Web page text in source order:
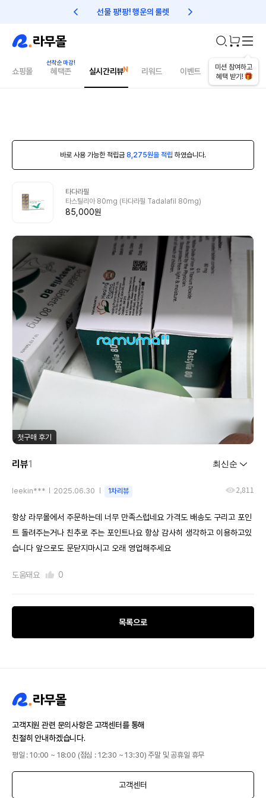
선물 팡!팡! 행운의 룰렛 친구초대 1만원 리워드!
미션 참여하고
혜택 받기!
쇼핑몰 혜택존 실시간리뷰 리워드 이벤트 건강매거진
바로 사용 가능한 적립금 8,275원을 적립 하였습니다.
타다라필
타스틸리아 80mg (타다라필 Tadalafil 80mg)
85,000원
첫구매 후기
리뷰1
leekin*** 2025.06.30 1차리뷰 2,811
항상 라무몰에서 주문하는데 너무 만족스럽네요 가격도 배송도 구리고 포인
트 돌려주는거나 친추로 주는 포인트나요 항상 감사히 생각하고 이용하고있
습니다 앞으로도 문닫지마시고 오래 영업해주세요
도움돼요 0
목록으로
고객지원 관련 문의사항은 고객센터를 통해
친절히 안내하겠습니다.
평일 : 10:00 ~ 18:00 (점심 : 12:30 ~ 13:30) 주말 및 공휴일 휴무
고객센터